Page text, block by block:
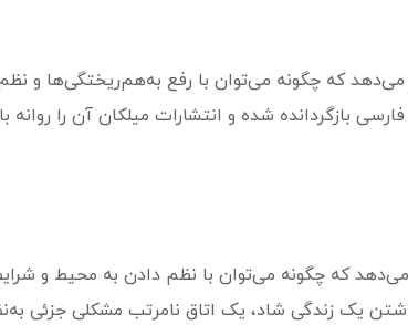
که چگونه می‌توان با رفع به‌هم‌ریختگی‌ها و
بازگردانده شده و انتشارات میلکان آن را روانه
که چگونه می‌توان با نظم دادن به محیط و
داشتن یک زندگی شاد، یک اتاق نامرتب مشکلی